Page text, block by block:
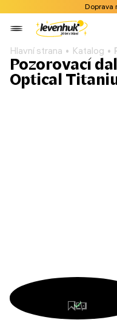
Doprava
Hlavní strana Katalog
Pozorovací
Optical